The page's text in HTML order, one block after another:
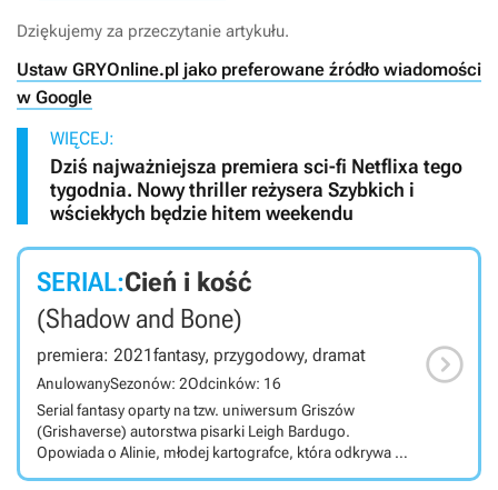
Dziękujemy za przeczytanie artykułu.
Ustaw GRYOnline.pl jako preferowane źródło wiadomości
w Google
WIĘCEJ:
Dziś najważniejsza premiera sci-fi Netflixa tego
tygodnia. Nowy thriller reżysera Szybkich i
wściekłych będzie hitem weekendu
SERIAL:Cień i kość
(Shadow and Bone)
premiera: 2021fantasy, przygodowy, dramat
AnulowanySezonów: 2Odcinków: 16
Serial fantasy oparty na tzw. uniwersum Griszów
(Grishaverse) autorstwa pisarki Leigh Bardugo.
Opowiada o Alinie, młodej kartografce, która odkrywa w
